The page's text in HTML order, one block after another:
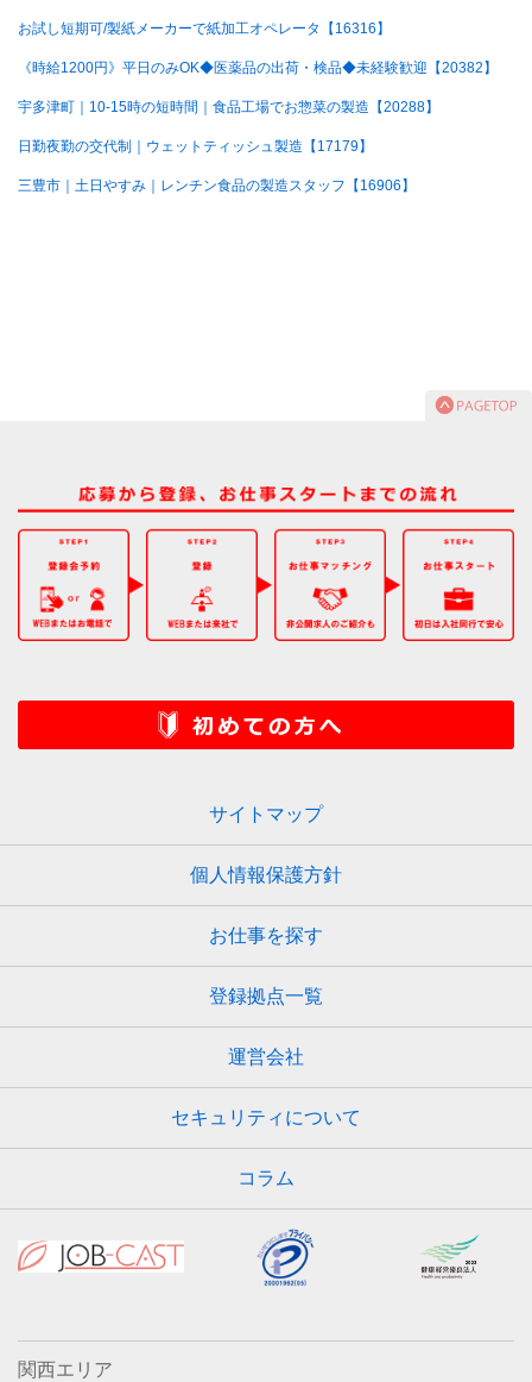
お試し短期可/製紙メーカーで紙加工オペレータ【16316】
《時給1200円》平日のみOK◆医薬品の出荷・検品◆未経験歓迎【20382】
宇多津町｜10-15時の短時間｜食品工場でお惣菜の製造【20288】
日勤夜勤の交代制｜ウェットティッシュ製造【17179】
三豊市｜土日やすみ｜レンチン食品の製造スタッフ【16906】
サイトマップ
個人情報保護方針
お仕事を探す
登録拠点一覧
運営会社
セキュリティについて
コラム
関西エリア